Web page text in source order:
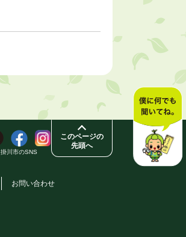
このページの
先頭へ
掛川市のSNS
お問い合わせ